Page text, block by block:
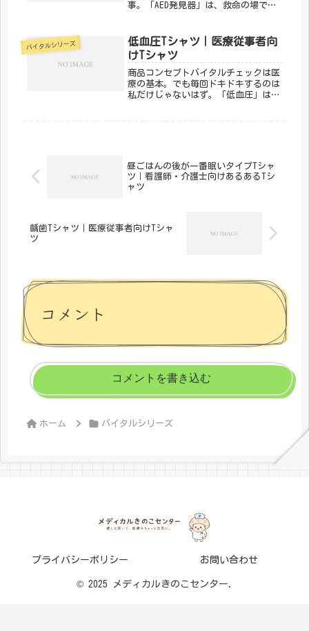
事。「AED発見器」は、救命の場で活
把握しているあなたにこそ。「メディ
カルきのこセンター」が手がける...
バイタルシリーズ
低血圧Tシャツ｜医療従事者向
けTシャツ
商品コンセプトバイタルチェックは医
療の基本。でも毎回ドキドキするのは
私だけじゃないはず。「低血圧」は、
昼ごはんの後が一番眠いタイプTシャ
ツ｜看護師・介護士向けあるあるTシ
ャツ
齲歯Tシャツ｜医療従事者向けTシャ
ツ
コメント
コメントを書き込む
ホーム バイタルシリーズ
プライバシーポリシー お問い合わせ
© 2025 メディカルきのこセンター.